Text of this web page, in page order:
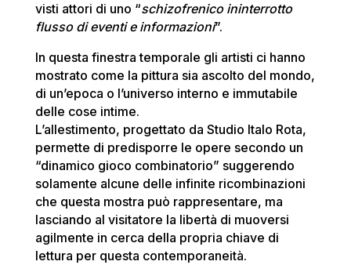
visti attori di uno “schizofrenico ininterrotto
flusso di eventi e informazioni”.
In questa finestra temporale gli artisti ci hanno
mostrato come la pittura sia ascolto del mondo,
di un’epoca o l’universo interno e immutabile
delle cose intime.
L’allestimento, progettato da Studio Italo Rota,
permette di predisporre le opere secondo un
“dinamico gioco combinatorio” suggerendo
solamente alcune delle infinite ricombinazioni
che questa mostra può rappresentare, ma
lasciando al visitatore la libertà di muoversi
agilmente in cerca della propria chiave di
lettura per questa contemporaneità.